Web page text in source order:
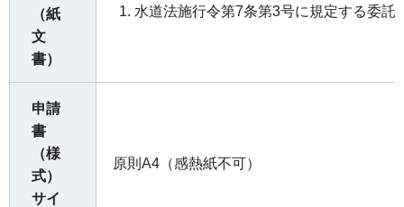
（紙
文
書）
水道法施行令第7条第3号に規定する委託
申請
書
（様
式）
サイ
原則A4（感熱紙不可）